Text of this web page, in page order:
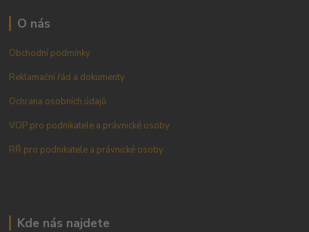
O nás
Obchodní podmínky
Reklamační řád a dokumenty
Ochrana osobních údajů
VOP pro podnikatele a právnické osoby
RŘ pro podnikatele a právnické osoby
Kde nás najdete